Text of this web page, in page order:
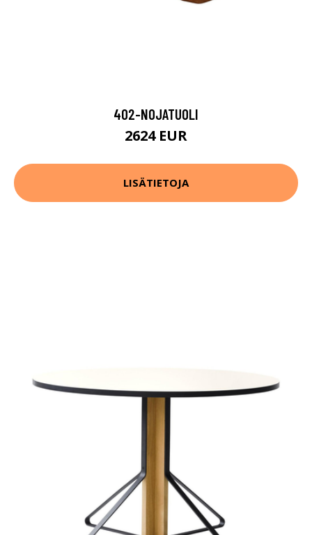
402-NOJATUOLI
2624 EUR
LISÄTIETOJA